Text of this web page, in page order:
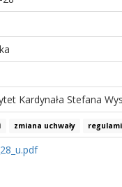
Kardynała Stefana
zmiana uchwały